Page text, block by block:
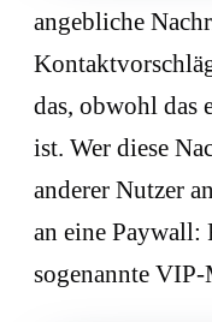
angebliche
das, obwohl das
ist. Wer diese
anderer Nutzer
an eine Paywall:
sogenannte